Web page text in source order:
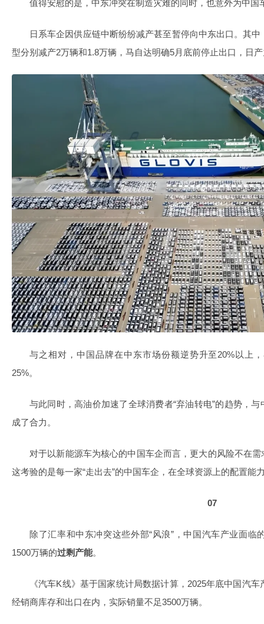
值得安慰的是，中东冲突在制造灾难的同时，也意外为中国
日系车企因供应链中断纷纷减产甚至暂停向中东出口。其
型分别减产2万辆和1.8万辆，马自达明确5月底前停止出口，日
与之相对，中国品牌在中东市场份额逆势升至20%以上
25%。
与此同时，高油价加速了全球消费者“弃油转电”的趋势，
成了合力。
对于以新能源车为核心的中国车企而言，更大的风险不在
这考验的是每一家“走出去”的中国车企，在全球资源上的配置能
07
除了汇率和中东冲突这些外部“风浪”，中国汽车产业面临
1500万辆的过剩产能。
《汽车K线》基于国家统计局数据计算，2025年底中国汽
经销商库存和出口在内，实际销量不足3500万辆。